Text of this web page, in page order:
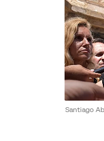
Santiago